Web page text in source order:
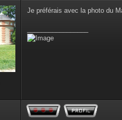
Je préférais avec la photo du